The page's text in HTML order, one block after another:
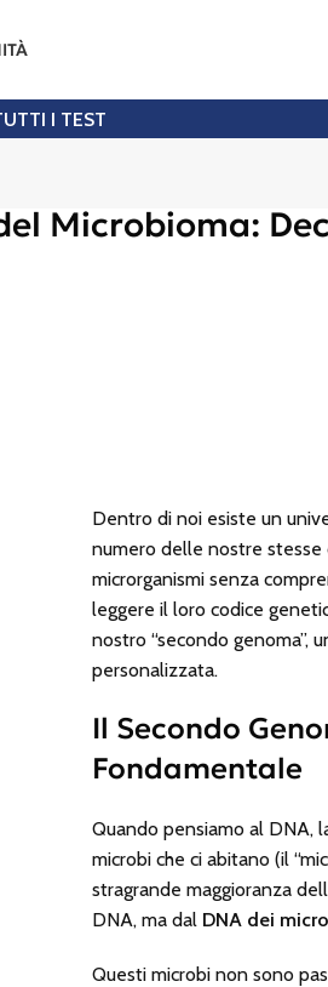
I TEST
Microbioma:
Dentro di noi esiste un
numero delle nostre
microrganismi senza
leggere il loro codice
nostro “secondo genoma”,
personalizzata.
Il Secondo
Fondamentale
Quando pensiamo al DNA,
microbi che ci abitano (il
stragrande maggioranza
DNA, ma dal DNA dei
Questi microbi non sono